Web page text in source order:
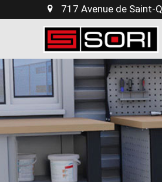
717 Avenue de Saint-